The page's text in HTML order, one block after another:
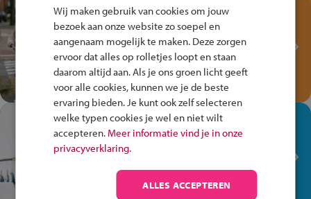
Test je kennis met het
Fiets Veilig
Verkeersspel!
Speel het Fiets Veilig Verkeersspel
en win een Cortina-fiets!
In de winkel ben je op je
plek!
op de winkelvloer, waar elke dag
anders is!
Wij maken gebruik van cookies om jouw
bezoek aan onze website zo soepel en
aangenaam mogelijk te maken. Deze zorgen
ervoor dat alles op rolletjes loopt en staan
daarom altijd aan. Als je ons groen licht geeft
voor alle cookies, kunnen we je de beste
ervaring bieden. Je kunt ook zelf selecteren
welke typen cookies je wel en niet wilt
accepteren. Meer informatie vind je in onze
privacyverklaring.
ALLES ACCEPTEREN